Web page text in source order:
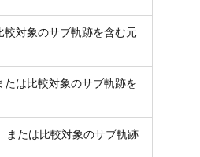
対象のサブ軌跡を含む元
は比較対象のサブ軌跡を
または比較対象のサブ軌跡